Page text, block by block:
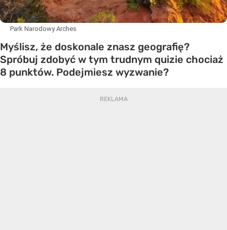
Park Narodowy Arches
Myślisz, że doskonale znasz geografię?
Spróbuj zdobyć w tym trudnym quizie chociaż
8 punktów. Podejmiesz wyzwanie?